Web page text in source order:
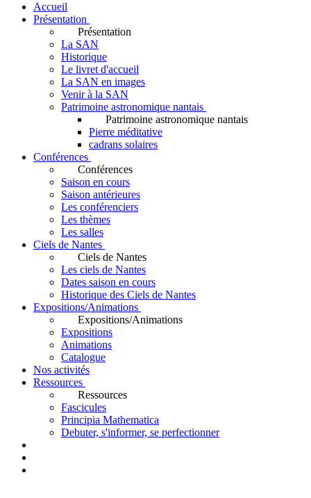
Accueil
Présentation
Présentation
La SAN
Historique
Le livret d'accueil
La SAN en images
Venir à la SAN
Patrimoine astronomique nantais
Patrimoine astronomique nantais
Pierre méditative
cadrans solaires
Conférences
Conférences
Saison en cours
Saison antérieures
Les conférenciers
Les thèmes
Les salles
Ciels de Nantes
Ciels de Nantes
Les ciels de Nantes
Dates saison en cours
Historique des Ciels de Nantes
Expositions/Animations
Expositions/Animations
Expositions
Animations
Catalogue
Nos activités
Ressources
Ressources
Fascicules
Principia Mathematica
Debuter, s'informer, se perfectionner